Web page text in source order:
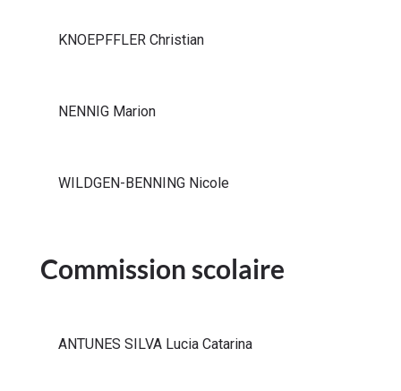
KNOEPFFLER Christian
NENNIG Marion
WILDGEN-BENNING Nicole
Commission scolaire
ANTUNES SILVA Lucia Catarina